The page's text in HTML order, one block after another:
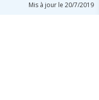
Mis à jour le 20/7/2019